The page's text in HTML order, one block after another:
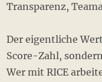
Transparenz,
Der eigentliche
Score-Zahl,
Wer mit RICE